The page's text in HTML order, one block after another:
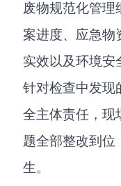
废物规范化管理
案进度、应急物
实效以及环境安
针对检查中发现
全主体责任，现
题全部整改到位
生。